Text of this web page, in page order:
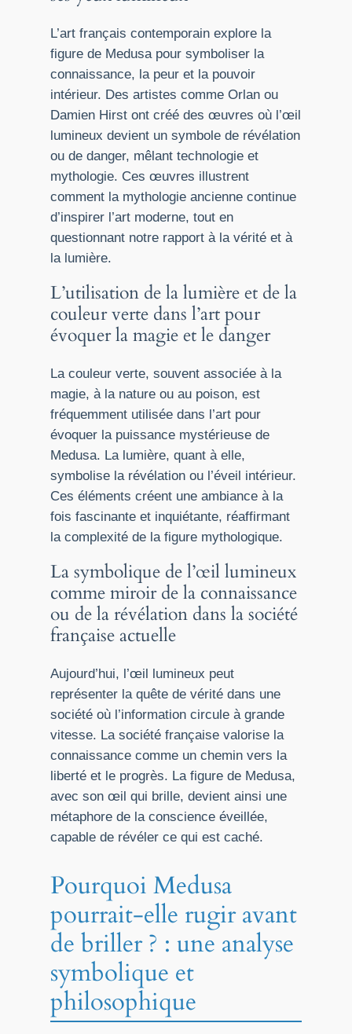
L’art français contemporain explore la
figure de Medusa pour symboliser la
connaissance, la peur et la pouvoir
intérieur. Des artistes comme Orlan ou
Damien Hirst ont créé des œuvres où l’œil
lumineux devient un symbole de révélation
ou de danger, mêlant technologie et
mythologie. Ces œuvres illustrent
comment la mythologie ancienne continue
d’inspirer l’art moderne, tout en
questionnant notre rapport à la vérité et à
la lumière.
L’utilisation de la lumière et de la
couleur verte dans l’art pour
évoquer la magie et le danger
La couleur verte, souvent associée à la
magie, à la nature ou au poison, est
fréquemment utilisée dans l’art pour
évoquer la puissance mystérieuse de
Medusa. La lumière, quant à elle,
symbolise la révélation ou l’éveil intérieur.
Ces éléments créent une ambiance à la
fois fascinante et inquiétante, réaffirmant
la complexité de la figure mythologique.
La symbolique de l’œil lumineux
comme miroir de la connaissance
ou de la révélation dans la société
française actuelle
Aujourd’hui, l’œil lumineux peut
représenter la quête de vérité dans une
société où l’information circule à grande
vitesse. La société française valorise la
connaissance comme un chemin vers la
liberté et le progrès. La figure de Medusa,
avec son œil qui brille, devient ainsi une
métaphore de la conscience éveillée,
capable de révéler ce qui est caché.
Pourquoi Medusa
pourrait-elle rugir avant
de briller ? : une analyse
symbolique et
philosophique